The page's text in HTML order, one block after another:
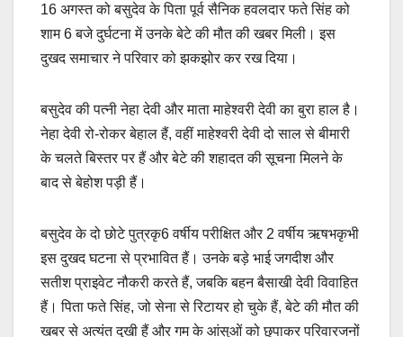
16 अगस्त को बसुदेव के पिता पूर्व सैनिक हवलदार फते सिंह को
शाम 6 बजे दुर्घटना में उनके बेटे की मौत की खबर मिली। इस
दुखद समाचार ने परिवार को झकझोर कर रख दिया।
बसुदेव की पत्नी नेहा देवी और माता माहेश्वरी देवी का बुरा हाल है।
नेहा देवी रो-रोकर बेहाल हैं, वहीं माहेश्वरी देवी दो साल से बीमारी
के चलते बिस्तर पर हैं और बेटे की शहादत की सूचना मिलने के
बाद से बेहोश पड़ी हैं।
बसुदेव के दो छोटे पुत्रकृ6 वर्षीय परीक्षित और 2 वर्षीय ऋषभकृभी
इस दुखद घटना से प्रभावित हैं। उनके बड़े भाई जगदीश और
सतीश प्राइवेट नौकरी करते हैं, जबकि बहन बैसाखी देवी विवाहित
हैं। पिता फते सिंह, जो सेना से रिटायर हो चुके हैं, बेटे की मौत की
खबर से अत्यंत दुखी हैं और गम के आंसुओं को छुपाकर परिवारजनों